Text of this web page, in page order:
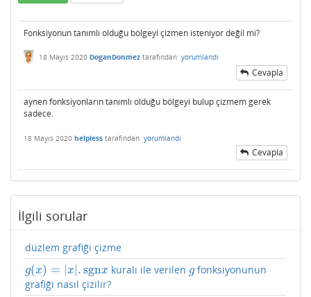
Fonksiyonun tanımlı olduğu bölgeyi çizmen isteniyor değil mi?
18 Mayıs 2020 DoganDonmez tarafından yorumlandı
Cevapla
aynen fonksiyonların tanımlı olduğu bölgeyi bulup çizmem gerek
sadece.
18 Mayıs 2020 helpless tarafından yorumlandı
Cevapla
İlgili sorular
düzlem grafiği çizme
g(x) = x .sgnx
g(x)= |x| sgn x kuralı ile verilen g
gfonksiyonunun
grafiği nasıl çizilir?